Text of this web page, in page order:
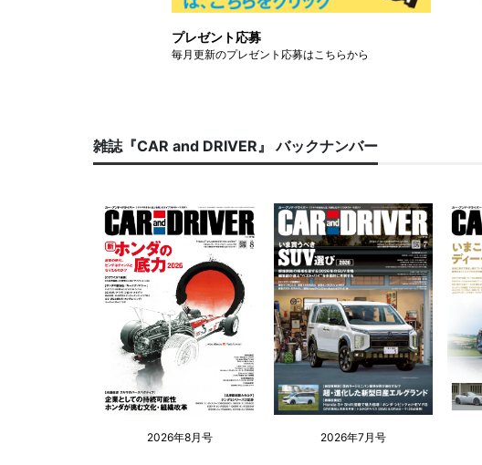
プレゼント応募
毎月更新のプレゼント応募はこちらから
雑誌『CAR and DRIVER』 バックナンバー
2026年8月号 2026年7月号